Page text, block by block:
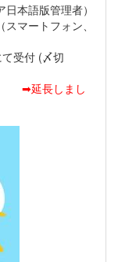
本語版管理者）
マートフォン、
て受付 (〆切
➡延長しまし